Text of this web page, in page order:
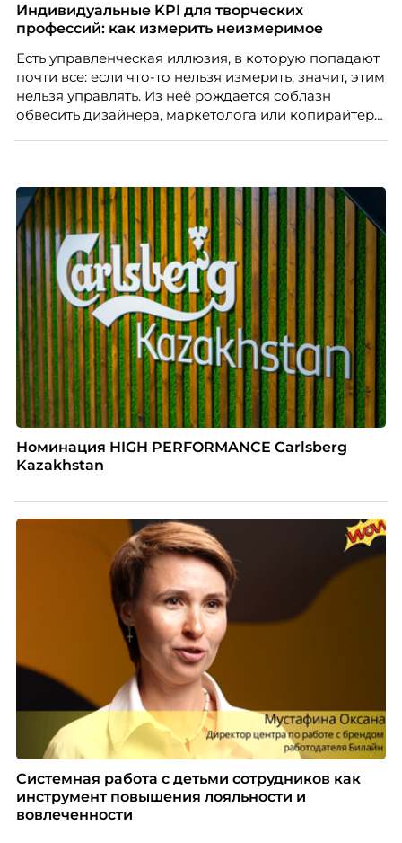
Индивидуальные KPI для творческих
профессий: как измерить неизмеримое
Есть управленческая иллюзия, в которую попадают
почти все: если что-то нельзя измерить, значит, этим
нельзя управлять. Из неё рождается соблазн
обвесить дизайнера, маркетолога или копирайтера
а движение. А творческая работа — это тот редкий
случай, где движение и результат могут не
совпадать вовсе.
Номинация HIGH PERFORMANCE Carlsberg
Kazakhstan
Системная работа с детьми сотрудников как
инструмент повышения лояльности и
вовлеченности